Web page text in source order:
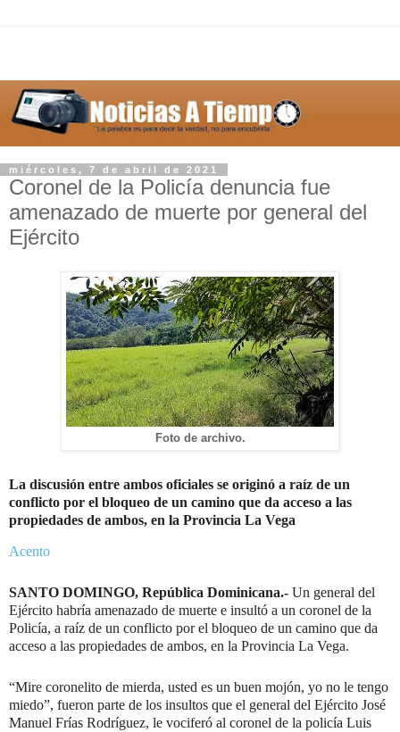
miércoles, 7 de abril de 2021
Coronel de la Policía denuncia fue
amenazado de muerte por general del
Ejército
Foto de archivo.
La discusión entre ambos oficiales se originó a raíz de un
conflicto por el bloqueo de un camino que da acceso a las
propiedades de ambos, en la Provincia La Vega
Acento
SANTO DOMINGO, República Dominicana.- Un general del
Ejército habría amenazado de muerte e insultó a un coronel de la
Policía, a raíz de un conflicto por el bloqueo de un camino que da
acceso a las propiedades de ambos, en la Provincia La Vega.
“Mire coronelito de mierda, usted es un buen mojón, yo no le tengo
miedo”, fueron parte de los insultos que el general del Ejército José
Manuel Frías Rodríguez, le vociferó al coronel de la policía Luis